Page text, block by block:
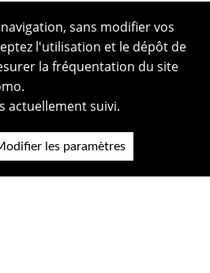
sans modifier vos
l'utilisation et le dépôt de
la fréquentation du site
actuellement suivi.
les paramètres